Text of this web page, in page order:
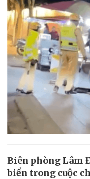
Biên phòng Lâm
biển trong cuộc